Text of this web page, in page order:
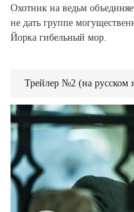
Охотник на ведьм
не дать группе
Йорка гибельный мор.
Трейлер №2 (на русском